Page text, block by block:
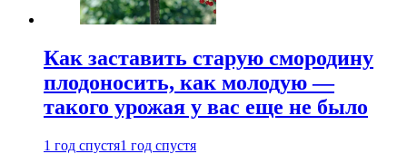
Как заставить старую смородину
плодоносить, как молодую —
такого урожая у вас еще не было
1 год спустя1 год спустя